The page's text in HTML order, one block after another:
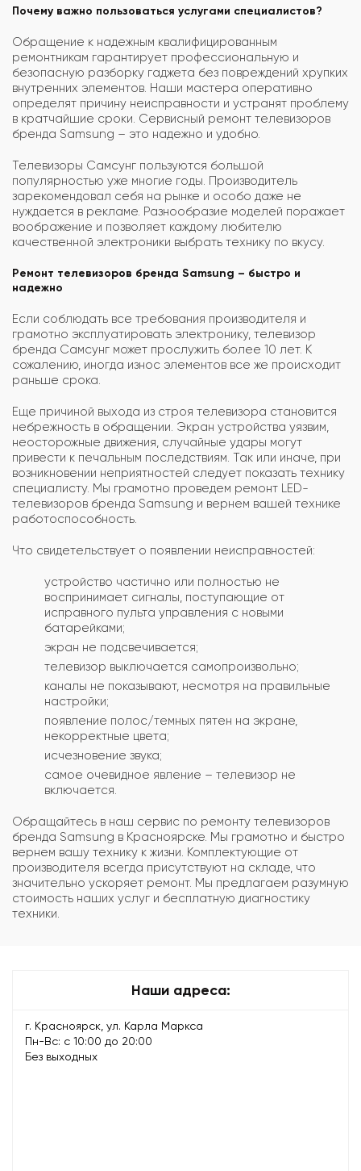
Почему важно пользоваться услугами специалистов?
Обращение к надежным квалифицированным
ремонтникам гарантирует профессиональную и
безопасную разборку гаджета без повреждений хрупких
внутренних элементов. Наши мастера оперативно
определят причину неисправности и устранят проблему
в кратчайшие сроки. Сервисный ремонт телевизоров
бренда Samsung – это надежно и удобно.
Телевизоры Самсунг пользуются большой
популярностью уже многие годы. Производитель
зарекомендовал себя на рынке и особо даже не
нуждается в рекламе. Разнообразие моделей поражает
воображение и позволяет каждому любителю
качественной электроники выбрать технику по вкусу.
Ремонт телевизоров бренда Samsung – быстро и
надежно
Если соблюдать все требования производителя и
грамотно эксплуатировать электронику, телевизор
бренда Самсунг может прослужить более 10 лет. К
сожалению, иногда износ элементов все же происходит
раньше срока.
Еще причиной выхода из строя телевизора становится
небрежность в обращении. Экран устройства уязвим,
неосторожные движения, случайные удары могут
привести к печальным последствиям. Так или иначе, при
возникновении неприятностей следует показать технику
специалисту. Мы грамотно проведем ремонт LED-
телевизоров бренда Samsung и вернем вашей технике
работоспособность.
Что свидетельствует о появлении неисправностей:
устройство частично или полностью не
воспринимает сигналы, поступающие от
исправного пульта управления с новыми
батарейками;
экран не подсвечивается;
телевизор выключается самопроизвольно;
каналы не показывают, несмотря на правильные
настройки;
появление полос/темных пятен на экране,
некорректные цвета;
исчезновение звука;
самое очевидное явление – телевизор не
включается.
Обращайтесь в наш сервис по ремонту телевизоров
бренда Samsung в Красноярске. Мы грамотно и быстро
вернем вашу технику к жизни. Комплектующие от
производителя всегда присутствуют на складе, что
значительно ускоряет ремонт. Мы предлагаем разумную
стоимость наших услуг и бесплатную диагностику
техники.
Наши адреса:
г. Красноярск, ул. Карла Маркса
Пн-Вс: с 10:00 до 20:00
Без выходных